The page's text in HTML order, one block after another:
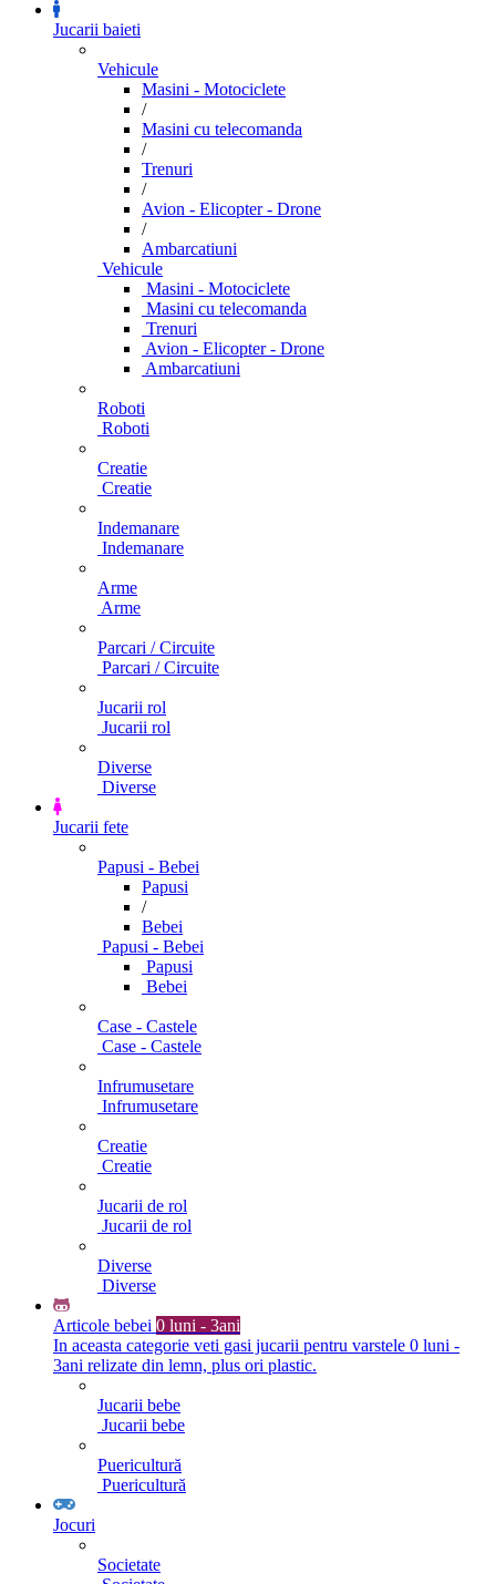
Jucarii baieti
Vehicule
Masini - Motociclete
/
Masini cu telecomanda
/
Trenuri
/
Avion - Elicopter - Drone
/
Ambarcatiuni
Vehicule
Masini - Motociclete
Masini cu telecomanda
Trenuri
Avion - Elicopter - Drone
Ambarcatiuni
Roboti
Roboti
Creatie
Creatie
Indemanare
Indemanare
Arme
Arme
Parcari / Circuite
Parcari / Circuite
Jucarii rol
Jucarii rol
Diverse
Diverse
Jucarii fete
Papusi - Bebei
Papusi
/
Bebei
Papusi - Bebei
Papusi
Bebei
Case - Castele
Case - Castele
Infrumusetare
Infrumusetare
Creatie
Creatie
Jucarii de rol
Jucarii de rol
Diverse
Diverse
Articole bebei 0 luni - 3ani
In aceasta categorie veti gasi jucarii pentru varstele 0 luni -
3ani relizate din lemn, plus ori plastic.
Jucarii bebe
Jucarii bebe
Puericultură
Puericultură
Jocuri
Societate